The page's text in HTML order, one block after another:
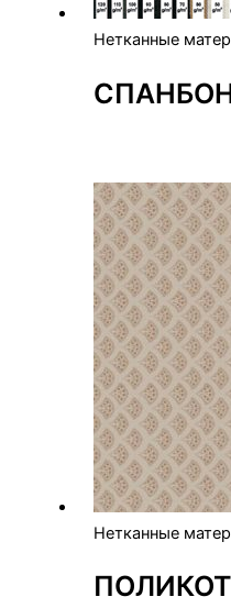
Нетканные
Нетканные